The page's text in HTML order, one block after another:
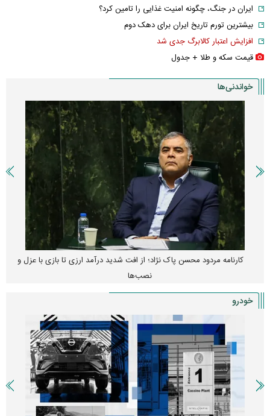
ایران در جنگ، چگونه امنیت غذایی را تامین کرد؟
بیشترین تورم تاریخ ایران برای دهک دوم
افزایش اعتبار کالابرگ جدی شد
قیمت سکه و طلا + جدول
خواندنی‌ها
کارنامه مردود محسن پاک‌ نژاد؛ از افت شدید درآمد ارزی تا بازی با عزل و
نصب‌ها
خودرو